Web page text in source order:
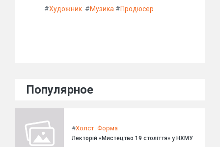
#Художник. #Музика #Продюсер
Популярное
#Холст. Форма
Лекторій «Мистецтво 19 століття» у НХМУ